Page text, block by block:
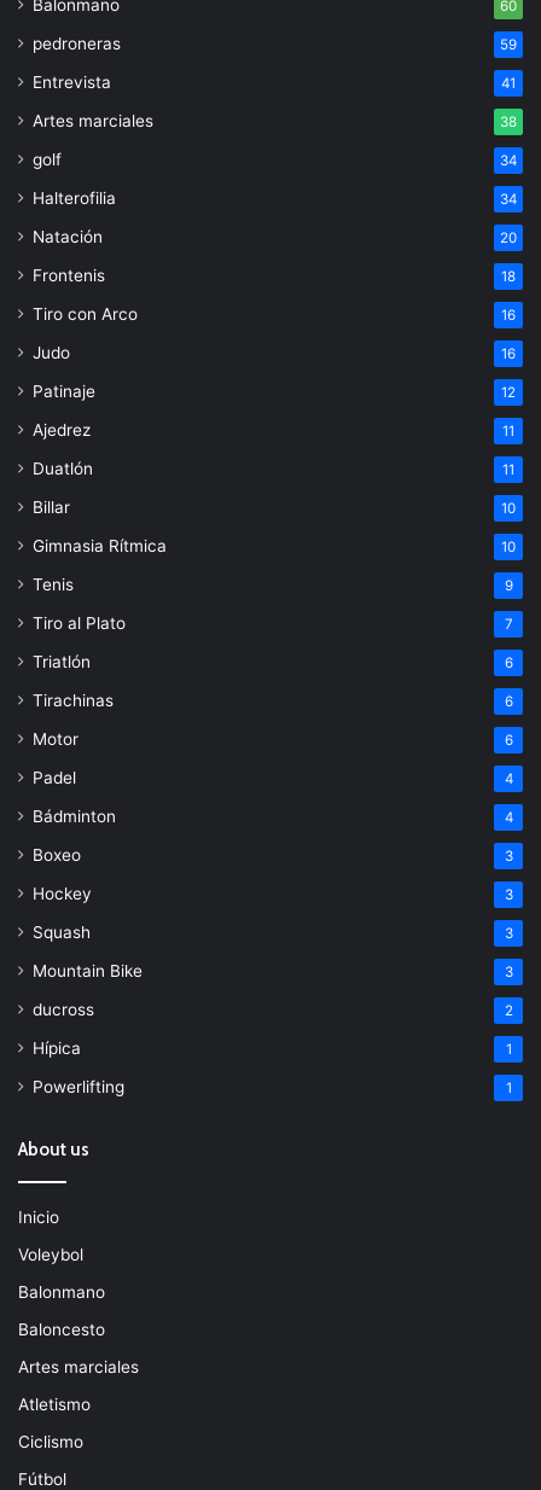
Balonmano 60
pedroneras 59
Entrevista 41
Artes marciales 38
golf 34
Halterofilia 34
Natación 20
Frontenis 18
Tiro con Arco 16
Judo 16
Patinaje 12
Ajedrez 11
Duatlón 11
Billar 10
Gimnasia Rítmica 10
Tenis 9
Tiro al Plato 7
Triatlón 6
Tirachinas 6
Motor 6
Padel 4
Bádminton 4
Boxeo 3
Hockey 3
Squash 3
Mountain Bike 3
ducross 2
Hípica 1
Powerlifting 1
About us
Inicio
Voleybol
Balonmano
Baloncesto
Artes marciales
Atletismo
Ciclismo
Fútbol